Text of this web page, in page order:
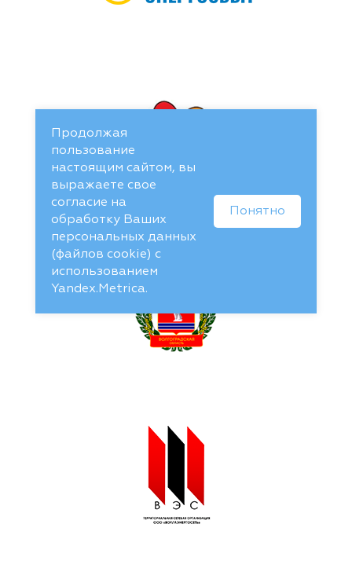
Продолжая
пользование
настоящим сайтом, вы
выражаете свое
согласие на
обработку Ваших
персональных данных
(файлов cookie) с
использованием
Yandex.Metrica.
Понятно